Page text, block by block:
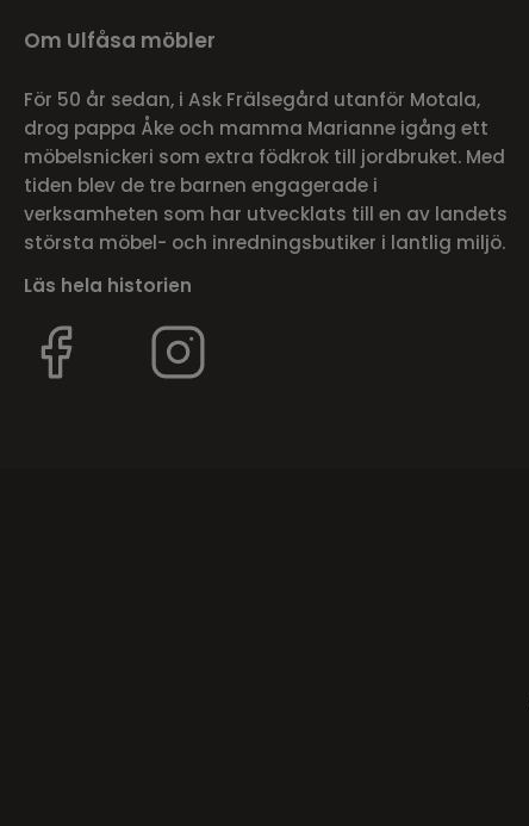
Om Ulfåsa möbler
För 50 år sedan, i Ask Frälsegård utanför Motala,
drog pappa Åke och mamma Marianne igång ett
möbelsnickeri som extra födkrok till jordbruket. Med
tiden blev de tre barnen engagerade i
verksamheten som har utvecklats till en av landets
största möbel- och inredningsbutiker i lantlig miljö.
Läs hela historien